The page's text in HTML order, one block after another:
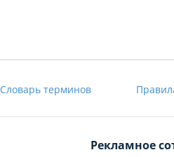
Словарь терминов
Рекламное